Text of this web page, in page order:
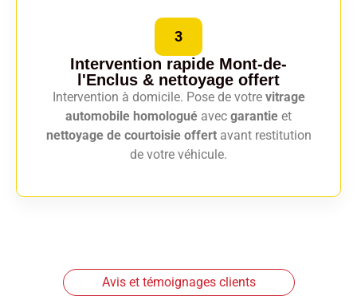
3
Intervention rapide Mont-de-
l'Enclus & nettoyage offert
Intervention à domicile. Pose de votre vitrage
automobile homologué avec garantie et
nettoyage de courtoisie offertavant restitution
de votre véhicule.
Avis et témoignages clients